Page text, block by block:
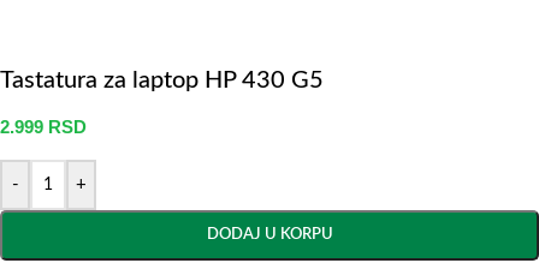
Tastatura za laptop HP 430 G5
2.999 RSD
- +
DODAJ U KORPU